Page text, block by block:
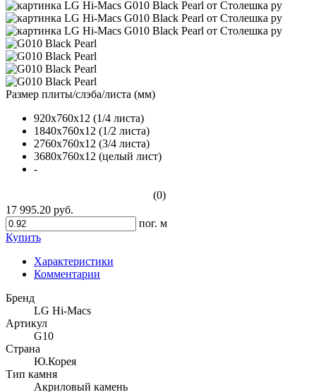
Размер плиты/слэба/листа (мм)
920х760х12 (1/4 листа)
1840х760х12 (1/2 листа)
2760х760х12 (3/4 листа)
3680х760х12 (целый лист)
-
(0)
17 995.20 руб.
пог. м
Купить
Характеристики
Комментарии
Бренд
LG Hi-Macs
Артикул
G10
Страна
Ю.Корея
Тип камня
Акриловый камень